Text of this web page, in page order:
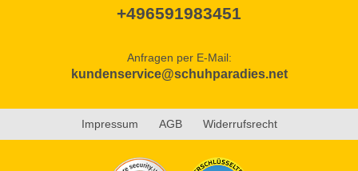
+496591983451
Anfragen per E-Mail:
kundenservice@schuhparadies.net
Impressum AGB Widerrufsrecht